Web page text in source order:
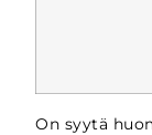
On syytä